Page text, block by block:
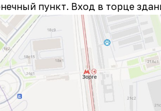
пункт. Вход в торце